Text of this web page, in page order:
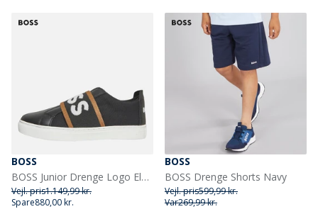
BOSS
BOSS Junior Drenge Logo Elastik Træningssko Sort
Vejl. pris1.149,99 kr.
Spare880,00 kr.
BOSS
BOSS Drenge Shorts Navy
Vejl. pris599,99 kr.
Var269,99 kr.